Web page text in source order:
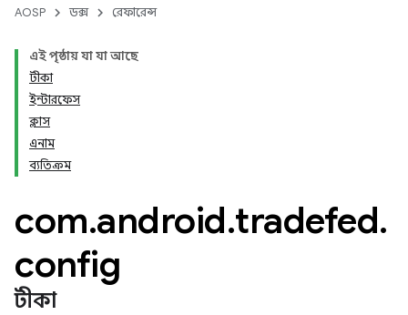
AOSP ডক্স রেফারেন্স
এই পৃষ্ঠায় যা যা আছে
টীকা
ইন্টারফেস
ক্লাস
এনাম
ব্যতিক্রম
com.android.tradefed.
config
টীকা